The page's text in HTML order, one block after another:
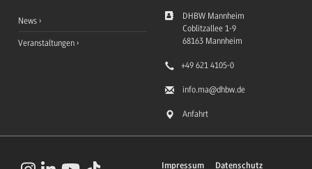
News
Veranstaltungen
DHBW Mannheim
Coblitzallee 1-9
68163 Mannheim
+49 621 4105-0
info.ma@dhbw.de
Anfahrt
Impressum Datenschutz